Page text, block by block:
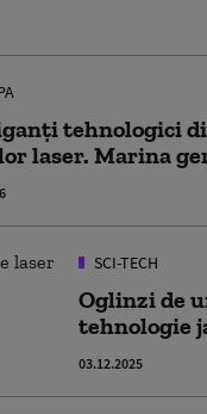
tehnologici
laser. Marina
SCI-TECH
Oglinzi de
tehnologie
03.12.2025